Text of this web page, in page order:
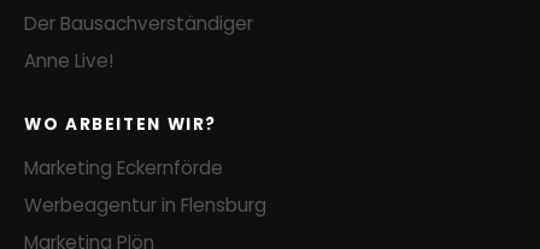
Der Bausachverständiger
Anne Live!
WO ARBEITEN WIR?
Marketing Eckernförde
Werbeagentur in Flensburg
Marketing Plön